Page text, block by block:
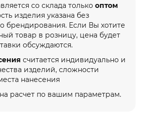
со склада только оптом
изделия указана без
брендирования. Если Вы хотите
товар в розницу, цена будет
обсуждаются.
считается индивидуально и
изделий, сложности
нанесения
на расчет по вашим параметрам.